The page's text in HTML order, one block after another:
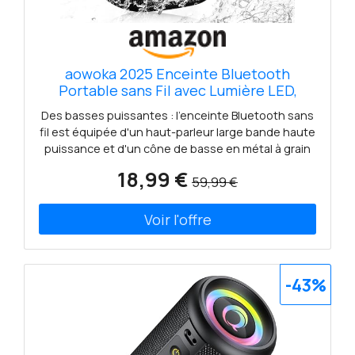
aowoka 2025 Enceinte Bluetooth
Portable sans Fil avec Lumière LED,
Bluetooth 5.4, 24 hrs, Basses Puissantes,
Surround Stéréo, Étanche IPX7, Idéal
pour Les Voyages/Sport/Fêtes/Cyclisme
Des basses puissantes : l'enceinte Bluetooth sans
fil est équipée d'un haut-parleur large bande haute
puissance et d'un cône de basse en métal à grain
puissantes, vous donnant l'impression d'être au
heures : Intégrant une batterie Li-ion rechargeable
de 1800 mAh, le haut-parleur Bluetooth portable
offre une autonomie de plus de 24 heures par
charge (l'autonomie dépend de l'éclairage, du
volume et du type de musique). Microphone
intégré pour les appels mains libres. Bluetooth 5.4
et large compatibilité : L'enceinte extérieure sans fil
adopte la technologie avancée Bluetooth 5.4.
Connexion rapide et stable, 1 seconde suffit pour
18,99 € 59,99 €
-43%